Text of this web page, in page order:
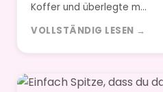
Koffer und überlegte m…
VOLLSTÄNDIG LESEN →